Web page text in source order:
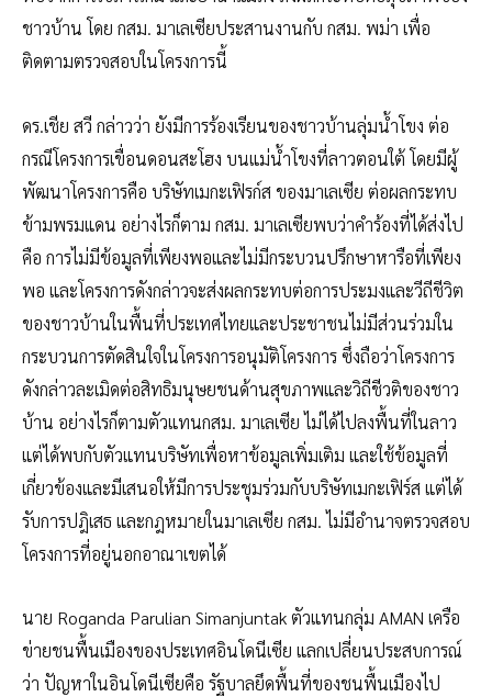
ชาวบ้าน โดย กสม. มาเลเซียประสานงานกับ กสม. พม่า เพื่อ
ติดตามตรวจสอบในโครงการนี้
ดร.เชีย สวี กล่าวว่า ยังมีการร้องเรียนของชาวบ้านลุ่มน้ำโขง ต่อ
กรณีโครงการเขื่อนดอนสะโฮง บนแม่น้ำโขงที่ลาวตอนใต้ โดยมีผู้
พัฒนาโครงการคือ บริษัทเมกะเฟิรก์ส ของมาเลเซีย ต่อผลกระทบ
ข้ามพรมแดน อย่างไรก็ตาม กสม. มาเลเซียพบว่าคำร้องที่ได้ส่งไป
คือ การไม่มีข้อมูลที่เพียงพอและไม่มีกระบวนปรึกษาหารือที่เพียง
พอ และโครงการดังกล่าวจะส่งผลกระทบต่อการประมงและวีถีชีวิต
ของชาวบ้านในพื้นที่ประเทศไทยและประชาชนไม่มีส่วนร่วมใน
กระบวนการตัดสินใจในโครงการอนุมัติโครงการ ซึ่งถือว่าโครงการ
ดังกล่าวละเมิดต่อสิทธิมนุษยชนด้านสุขภาพและวิถีชีวติของชาว
บ้าน อย่างไรก็ตามตัวแทนกสม. มาเลเซีย ไม่ได้ไปลงพื้นที่ในลาว
แต่ได้พบกับตัวแทนบริษัทเพื่อหาข้อมูลเพิ่มเติม และใช้ข้อมูลที่
เกี่ยวข้องและมีเสนอให้มีการประชุมร่วมกับบริษัทเมกะเฟิร์ส แต่ได้
รับการปฎิเสธ และกฎหมายในมาเลเซีย กสม. ไม่มีอำนาจตรวจสอบ
โครงการที่อยู่นอกอาณาเขตได้
นาย Roganda Parulian Simanjuntak ตัวแทนกลุ่ม AMAN เครือ
ข่ายชนพื้นเมืองของประเทศอินโดนีเซีย แลกเปลี่ยนประสบการณ์
ว่า ปัญหาในอินโดนีเซียคือ รัฐบาลยึดพื้นที่ของชนพื้นเมืองไป